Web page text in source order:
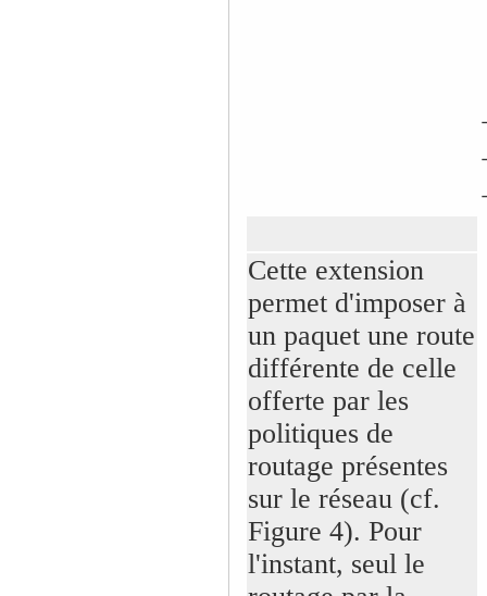
Cette extension
permet d'imposer à
un paquet une route
différente de celle
offerte par les
politiques de
routage présentes
sur le réseau (cf.
Figure 4). Pour
l'instant, seul le